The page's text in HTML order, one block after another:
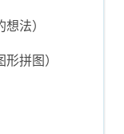
法）
拼图）